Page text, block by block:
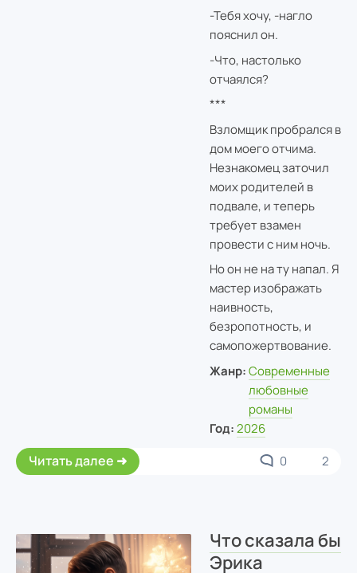
-Тебя хочу, -нагло
пояснил он.
-Что, настолько
отчаялся?
***
Взломщик пробрался в
дом моего отчима.
Незнакомец заточил
моих родителей в
подвале, и теперь
требует взамен
провести с ним ночь.
Но он не на ту напал. Я
мастер изображать
наивность,
безропотность, и
самопожертвование.
Жанр: Современные
любовные
романы
Год: 2026
Читать далее 0 2
Что сказала бы
Эрика